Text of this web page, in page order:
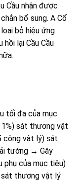
Cầu nhận được
bổ sung. A Cổ
bỏ hiệu ứng
lại Cầu Cầu
tối đa của mục
sát thương vật
công vật lý) sát
tướng → Gây
phụ của mục tiêu)
thương vật lý